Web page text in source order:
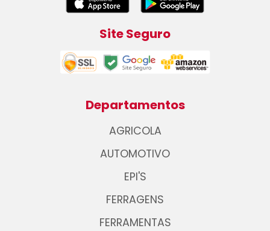
Site Seguro
Departamentos
AGRICOLA
AUTOMOTIVO
EPI'S
FERRAGENS
FERRAMENTAS